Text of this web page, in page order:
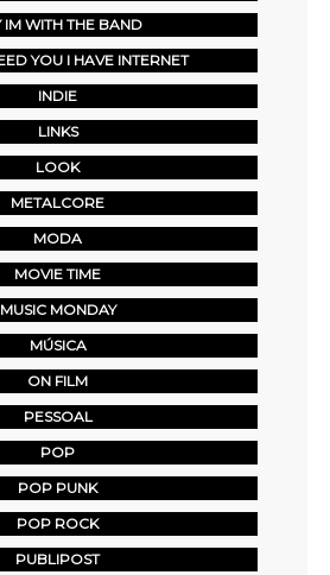
IM WITH THE BAND
YOU I HAVE INTERNET
INDIE
LINKS
LOOK
METALCORE
MODA
MOVIE TIME
MUSIC MONDAY
MÚSICA
ON FILM
PESSOAL
POP
POP PUNK
POP ROCK
PUBLIPOST